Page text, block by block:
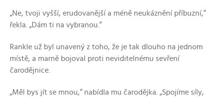
„Ne, tvoji vyšší, erudovanější a méně neukáznění příbuzní,“
řekla. „Dám ti na vybranou.“
Rankle už byl unavený z toho, že je tak dlouho na jednom
místě, a marně bojoval proti neviditelnému sevření
čarodějnice.
„Měl bys jít se mnou,“ nabídla mu čarodějka. „Spojíme síly,